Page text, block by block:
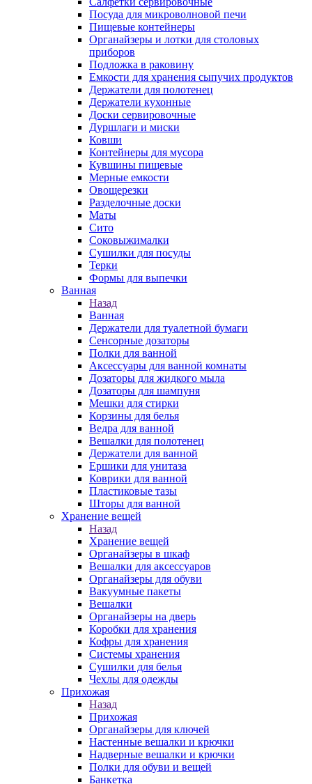
Посуда для микроволновой печи
Пищевые контейнеры
Органайзеры и лотки для столовых
приборов
Подложка в раковину
Емкости для хранения сыпучих продуктов
Держатели для полотенец
Держатели кухонные
Доски сервировочные
Дуршлаги и миски
Ковши
Контейнеры для мусора
Кувшины пищевые
Мерные емкости
Овощерезки
Разделочные доски
Маты
Сито
Соковыжималки
Сушилки для посуды
Терки
Формы для выпечки
Ванная
Назад
Ванная
Держатели для туалетной бумаги
Сенсорные дозаторы
Полки для ванной
Аксессуары для ванной комнаты
Дозаторы для жидкого мыла
Дозаторы для шампуня
Мешки для стирки
Корзины для белья
Ведра для ванной
Вешалки для полотенец
Держатели для ванной
Ершики для унитаза
Коврики для ванной
Пластиковые тазы
Шторы для ванной
Хранение вещей
Назад
Хранение вещей
Органайзеры в шкаф
Вешалки для аксессуаров
Органайзеры для обуви
Вакуумные пакеты
Вешалки
Органайзеры на дверь
Коробки для хранения
Кофры для хранения
Системы хранения
Сушилки для белья
Чехлы для одежды
Прихожая
Назад
Прихожая
Органайзеры для ключей
Настенные вешалки и крючки
Надверные вешалки и крючки
Полки для обуви и вещей
Банкетка